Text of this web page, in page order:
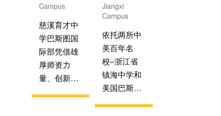
通中小学教
育，只招收
非中国国籍
人士子女。
已于 2015
年9月正式
课程，为国
内初中毕业
生提供多元
化的升学成
才通道，探
索双语授课
环境下的学
Campus
慈溪育才中
学巴斯图国
际部凭借雄
厚师资力
量、创新育
Jiangxi
Campus
依托两所中
美百年名
校–浙江省
镇海中学和
美国巴斯图